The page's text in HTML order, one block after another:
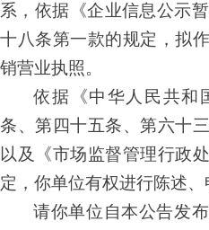
系 ，依据《企业信息公示
十八条第一款的规定，拟
销营业执照。
依据《中华人民共和
条、第四十五条、第六十
以及《市场监督管理行政
定，你单位有权进行陈述、
请你单位自本公告发